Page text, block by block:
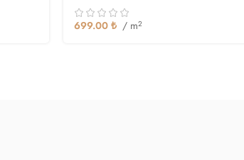
699.00 ₺ / m2